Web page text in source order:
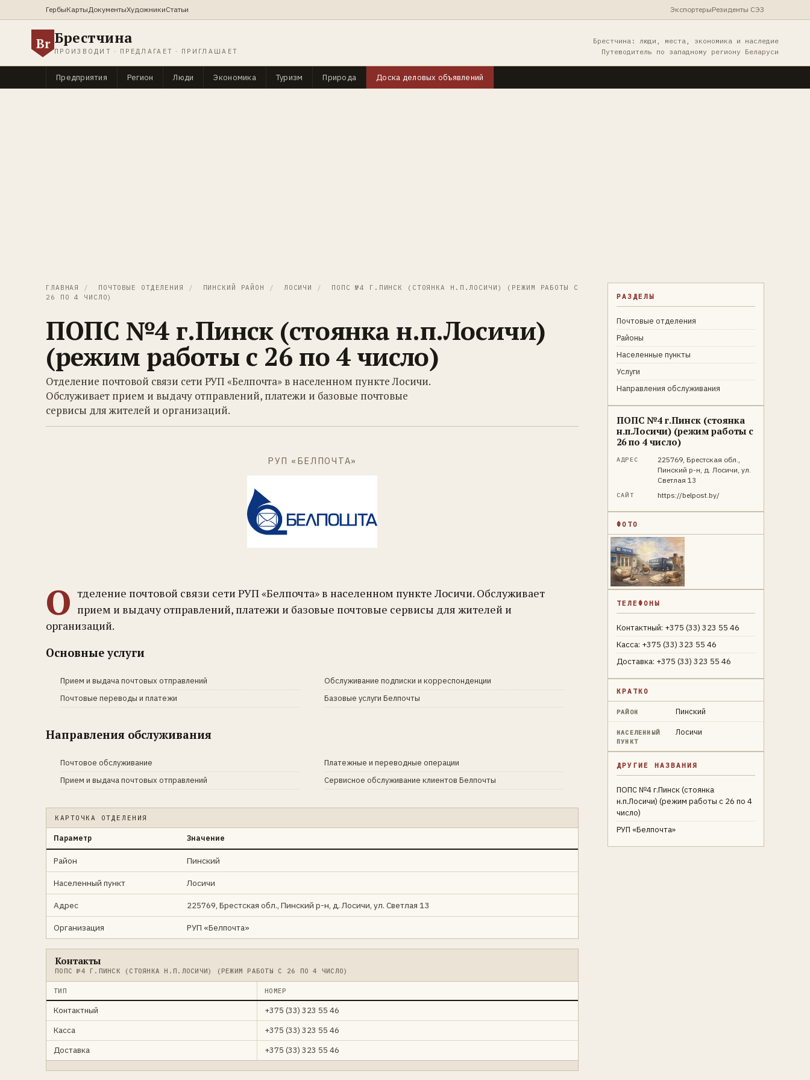
ГербыКартыДокументыХудожникиСтатьи ЭкспортерыРезиденты СЭЗ
Br Брестчина
ПРОИЗВОДИТ · ПРЕДЛАГАЕТ · ПРИГЛАШАЕТ
Брестчина: люди, места, экономика и наследие
Путеводитель по западному региону Беларуси
Предприятия Регион Люди Экономика Туризм Природа Доска деловых объявлений
ГЛАВНАЯ / ПОЧТОВЫЕ ОТДЕЛЕНИЯ / ПИНСКИЙ РАЙОН / ЛОСИЧИ /
ПОПС №4 Г.ПИНСК (СТОЯНКА Н.П.ЛОСИЧИ) (РЕЖИМ РАБОТЫ С
26 ПО 4 ЧИСЛО)
ПОПС №4 г.Пинск (стоянка н.п.Лосичи)
(режим работы с 26 по 4 число)
Отделение почтовой связи сети РУП «Белпочта» в населенном пункте Лосичи.
Обслуживает прием и выдачу отправлений, платежи и базовые почтовые
сервисы для жителей и организаций.
РУП «БЕЛПОЧТА»
О тделение почтовой связи сети РУП «Белпочта» в населенном пункте Лосичи. Обслуживает
прием и выдачу отправлений, платежи и базовые почтовые сервисы для жителей и
организаций.
Основные услуги
Прием и выдача почтовых отправлений
Почтовые переводы и платежи
Обслуживание подписки и корреспонденции
Базовые услуги Белпочты
Направления обслуживания
Почтовое обслуживание
Прием и выдача почтовых отправлений
Платежные и переводные операции
Сервисное обслуживание клиентов Белпочты
КАРТОЧКА ОТДЕЛЕНИЯ
Параметр Значение
Район Пинский
Населенный пункт Лосичи
Адрес 225769, Брестская обл., Пинский р-н, д. Лосичи, ул. Светлая 13
Организация РУП «Белпочта»
Контакты
ПОПС №4 Г.ПИНСК (СТОЯНКА Н.П.ЛОСИЧИ) (РЕЖИМ РАБОТЫ С 26 ПО 4 ЧИСЛО)
ТИП НОМЕР
Контактный
+375 (33) 323 55 46
Касса
+375 (33) 323 55 46
Доставка
+375 (33) 323 55 46
РАЗДЕЛЫ
Почтовые отделения
Районы
Населенные пункты
Услуги
Направления обслуживания
ПОПС №4 г.Пинск (стоянка
н.п.Лосичи) (режим работы с
26 по 4 число)
АДРЕС
225769, Брестская обл.,
Пинский р-н, д. Лосичи, ул.
Светлая 13
САЙТ https://belpost.by/
ФОТО
ТЕЛЕФОНЫ
Контактный: +375 (33) 323 55 46
Касса: +375 (33) 323 55 46
Доставка: +375 (33) 323 55 46
КРАТКО
РАЙОН Пинский
НАСЕЛЕННЫЙ
ПУНКТ
Лосичи
ДРУГИЕ НАЗВАНИЯ
ПОПС №4 г.Пинск (стоянка
н.п.Лосичи) (режим работы с 26 по 4
число)
РУП «Белпочта»